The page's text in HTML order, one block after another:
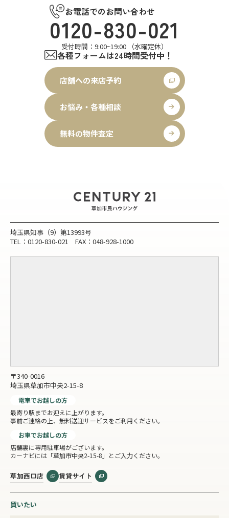
お電話でのお問い合わせ
0120-830-021
受付時間：9:00~19:00 （水曜定休）
各種フォームは24時間受付中！
店舗への来店予約
お悩み・各種相談
無料の物件査定
埼玉県知事（9）第13993号
TEL：0120-830-021 FAX：048-928-1000
〒340-0016
埼玉県草加市中央2-15-8
電車でお越しの方
最寄り駅までお迎えに上がります。
事前ご連絡の上、無料送迎サービスをご利用ください。
お車でお越しの方
店舗裏に専用駐車場がございます。
カーナビには「草加市中央2-15-8」とご入力ください。
草加西口店 賃貸サイト
買いたい